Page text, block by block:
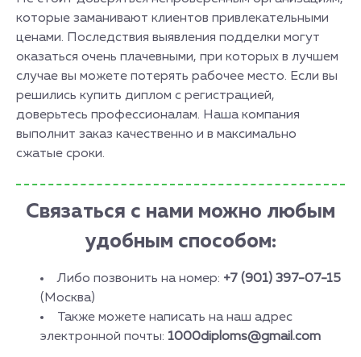
которые заманивают клиентов привлекательными
ценами. Последствия выявления подделки могут
оказаться очень плачевными, при которых в лучшем
случае вы можете потерять рабочее место. Если вы
решились купить диплом с регистрацией,
доверьтесь профессионалам. Наша компания
выполнит заказ качественно и в максимально
сжатые сроки.
Связаться с нами можно любым
удобным способом:
Либо позвонить на номер: +7 (901) 397-07-15
(Москва)
Также можете написать на наш адрес
электронной почты: 1000diploms@gmail.com